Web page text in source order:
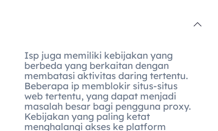
Isp juga memiliki kebijakan yang
berbeda yang berkaitan dengan
membatasi aktivitas daring tertentu.
Beberapa ip memblokir situs-situs
web tertentu, yang dapat menjadi
masalah besar bagi pengguna proxy.
Kebijakan yang paling ketat
menghalangi akses ke platform